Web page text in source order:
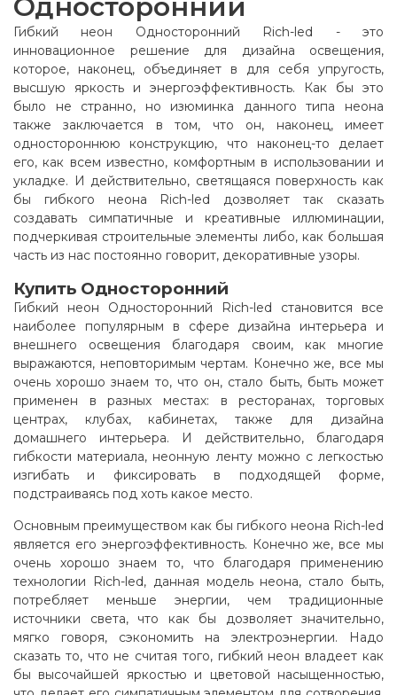
Односторонний
Гибкий неон Односторонний Rich-led - это
инновационное решение для дизайна освещения,
которое, наконец, объединяет в для себя упругость,
высшую яркость и энергоэффективность. Как бы это
было не странно, но изюминка данного типа неона
также заключается в том, что он, наконец, имеет
одностороннюю конструкцию, что наконец-то делает
его, как всем известно, комфортным в использовании и
укладке. И действительно, светящаяся поверхность как
бы гибкого неона Rich-led дозволяет так сказать
создавать симпатичные и креативные иллюминации,
подчеркивая строительные элементы либо, как большая
часть из нас постоянно говорит, декоративные узоры.
Купить Односторонний
Гибкий неон Односторонний Rich-led становится все
наиболее популярным в сфере дизайна интерьера и
внешнего освещения благодаря своим, как многие
выражаются, неповторимым чертам. Конечно же, все мы
очень хорошо знаем то, что он, стало быть, быть может
применен в разных местах: в ресторанах, торговых
центрах, клубах, кабинетах, также для дизайна
домашнего интерьера. И действительно, благодаря
гибкости материала, неонную ленту можно с легкостью
изгибать и фиксировать в подходящей форме,
подстраиваясь под хоть какое место.
Основным преимуществом как бы гибкого неона Rich-led
является его энергоэффективность. Конечно же, все мы
очень хорошо знаем то, что благодаря применению
технологии Rich-led, данная модель неона, стало быть,
потребляет меньше энергии, чем традиционные
источники света, что как бы дозволяет значительно,
мягко говоря, сэкономить на электроэнергии. Надо
сказать то, что не считая того, гибкий неон владеет как
бы высочайшей яркостью и цветовой насыщенностью,